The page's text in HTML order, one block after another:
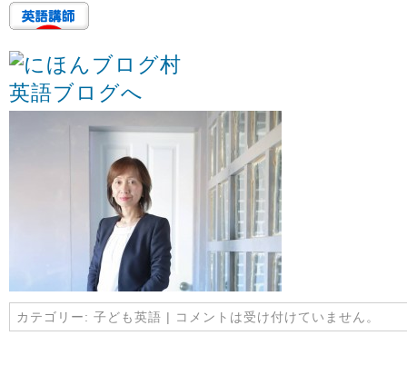
カテゴリー: 子ども英語 | コメントは受け付けていません。